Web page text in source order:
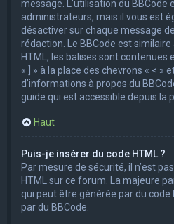
message. L’utilisation du BBCode
administrateurs, mais il vous est
désactiver sur chaque message
rédaction. Le BBCode est similaire
HTML, les balises sont contenues
« ] » à la place des chevrons « < »
d’informations à propos du
guide qui est accessible depuis la
Haut
Puis-je insérer du code HTML ?
Par mesure de sécurité, il n’est
HTML sur ce forum. La majeure
qui peut être générée par du
par du BBCode.